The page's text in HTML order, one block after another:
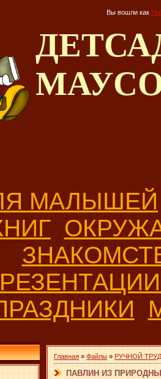
Вы вошли как
МАЛЫШЕЙ
Главная » Файлы » РУЧНОЙ ТРУД
ПАВЛИН ИЗ